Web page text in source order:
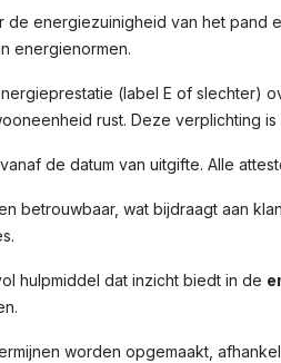
energiezuinigheid van het pand
energienormen.
(label E of slechter)
rust. Deze verplichting
de datum van uitgifte. Alle
betrouwbaar, wat bijdraagt aan
hulpmiddel dat inzicht biedt in de
worden opgemaakt,